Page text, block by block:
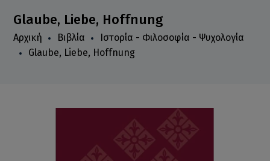
Glaube, Liebe, Hoffnung
Αρχική Βιβλία
Ιστορία - Φιλοσοφία - Ψυχολογία
Glaube, Liebe, Hoffnung